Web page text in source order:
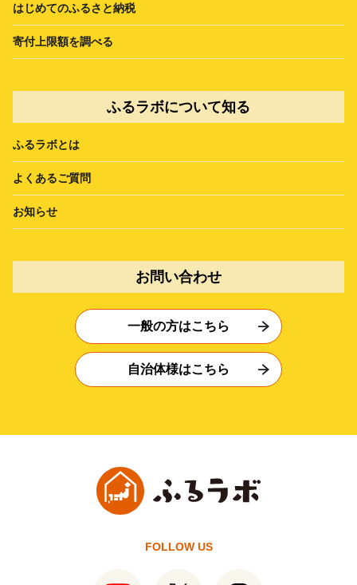
はじめてのふるさと納税
寄付上限額を調べる
ふるラボについて知る
ふるラボとは
よくあるご質問
お知らせ
お問い合わせ
一般の方はこちら
自治体様はこちら
FOLLOW US